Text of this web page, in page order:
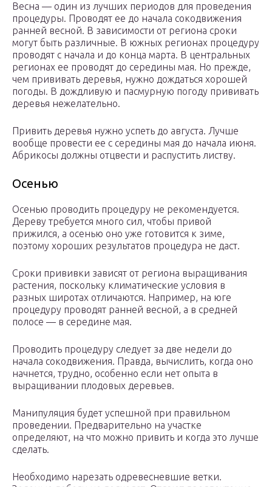
Весна — один из лучших периодов для проведения
процедуры. Проводят ее до начала сокодвижения
ранней весной. В зависимости от региона сроки
могут быть различные. В южных регионах процедуру
проводят с начала и до конца марта. В центральных
регионах ее проводят до середины мая. Но прежде,
чем прививать деревья, нужно дождаться хорошей
погоды. В дождливую и пасмурную погоду прививать
деревья нежелательно.
Привить деревья нужно успеть до августа. Лучше
вообще провести ее с середины мая до начала июня.
Абрикосы должны отцвести и распустить листву.
Осенью
Осенью проводить процедуру не рекомендуется.
Дереву требуется много сил, чтобы привой
прижился, а осенью оно уже готовится к зиме,
поэтому хороших результатов процедура не даст.
Сроки прививки зависят от региона выращивания
растения, поскольку климатические условия в
разных широтах отличаются. Например, на юге
процедуру проводят ранней весной, а в средней
полосе — в середине мая.
Проводить процедуру следует за две недели до
начала сокодвижения. Правда, вычислить, когда оно
начнется, трудно, особенно если нет опыта в
выращивании плодовых деревьев.
Манипуляция будет успешной при правильном
проведении. Предварительно на участке
определяют, на что можно привить и когда это лучше
сделать.
Необходимо нарезать одревесневшие ветки.